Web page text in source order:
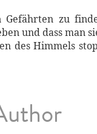
zu
und dass man
des Himmels